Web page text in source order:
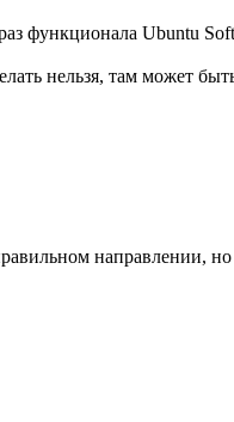
функционала Ubuntu
нельзя, там может
направлении,